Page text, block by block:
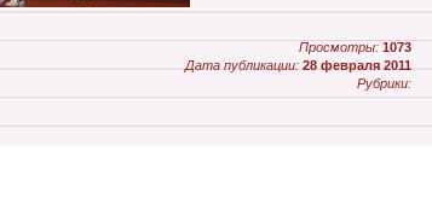
Просмотры: 1073
Дата публикации: 28 февраля 2011
Рубрики: